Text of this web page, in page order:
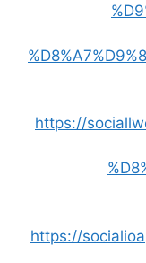
https://
https://